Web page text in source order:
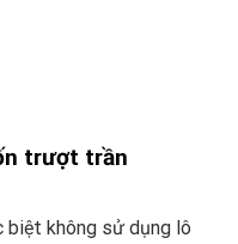
trượt trần
biệt không sử dụng lô